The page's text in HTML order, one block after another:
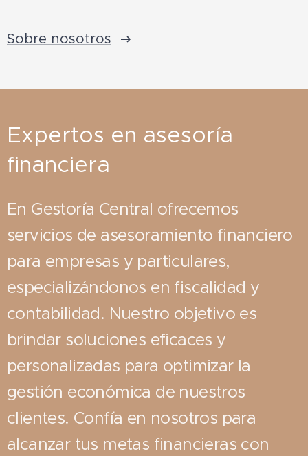
Sobre nosotros
Expertos en asesoría
financiera
En Gestoría Central ofrecemos
servicios de asesoramiento financiero
para empresas y particulares,
especializándonos en fiscalidad y
contabilidad. Nuestro objetivo es
brindar soluciones eficaces y
personalizadas para optimizar la
gestión económica de nuestros
clientes. Confía en nosotros para
alcanzar tus metas financieras con